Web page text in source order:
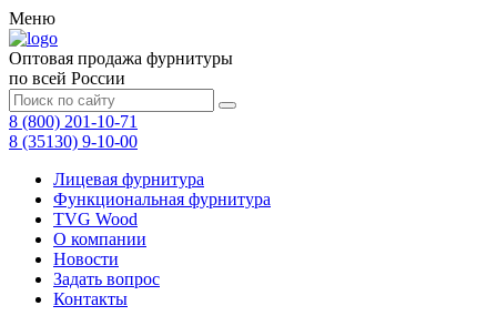
Меню
Оптовая продажа фурнитуры
по всей России
8 (800) 201-10-71
8 (35130) 9-10-00
Лицевая фурнитура
Функциональная фурнитура
TVG Wood
О компании
Новости
Задать вопрос
Контакты